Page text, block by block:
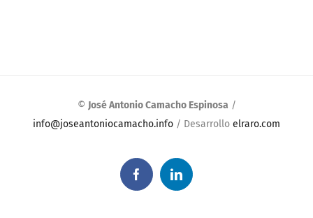
© José Antonio Camacho Espinosa /
info@joseantoniocamacho.info / Desarrollo elraro.com
FacebookLinkedIn